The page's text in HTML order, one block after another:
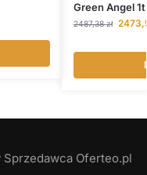
Green Angel
2487,38zł